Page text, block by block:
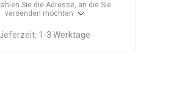
Sie die Adresse, an die Sie
versenden möchten
Lieferzeit: 1-3 Werktage